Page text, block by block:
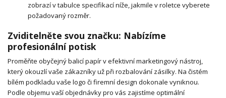
zobrazí v tabulce specifikací níže, jakmile v roletce vyberete
požadovaný rozměr.
Zviditelněte svou značku: Nabízíme
profesionální potisk
Proměňte obyčejný balicí papír v efektivní marketingový nástroj,
který okouzlí vaše zákazníky už při rozbalování zásilky. Na čistém
bílém podkladu vaše logo či firemní design dokonale vyniknou.
Podle objemu vaší objednávky pro vás zajistíme optimální